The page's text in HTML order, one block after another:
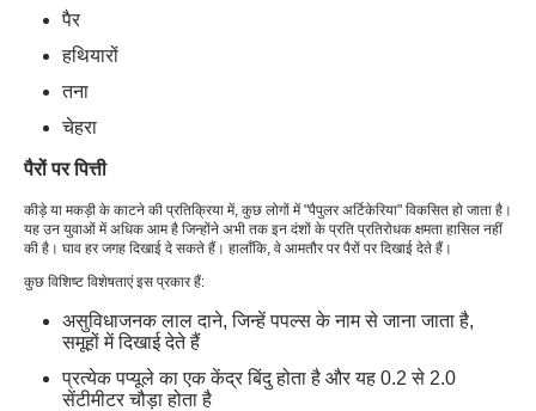
पैर
हथियारों
तना
चेहरा
पैरों पर पित्ती
कीड़े या मकड़ी के काटने की प्रतिक्रिया में, कुछ लोगों में "पैपुलर अर्टिकेरिया" विकसित हो जाता है।
यह उन युवाओं में अधिक आम है जिन्होंने अभी तक इन दंशों के प्रति प्रतिरोधक क्षमता हासिल नहीं
की है। घाव हर जगह दिखाई दे सकते हैं। हालाँकि, वे आमतौर पर पैरों पर दिखाई देते हैं।
कुछ विशिष्ट विशेषताएं इस प्रकार हैं:
असुविधाजनक लाल दाने, जिन्हें पपल्स के नाम से जाना जाता है,
समूहों में दिखाई देते हैं
प्रत्येक पप्यूले का एक केंद्र बिंदु होता है और यह 0.2 से 2.0
सेंटीमीटर चौड़ा होता है